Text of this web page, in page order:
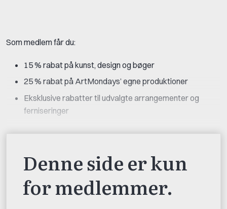
Som medlem får du:
15 % rabat på kunst, design og bøger
25 % rabat på ArtMondays’ egne produktioner
Eksklusive rabatter til udvalgte arrangementer og
ferniseringer
Denne side er kun
for medlemmer.